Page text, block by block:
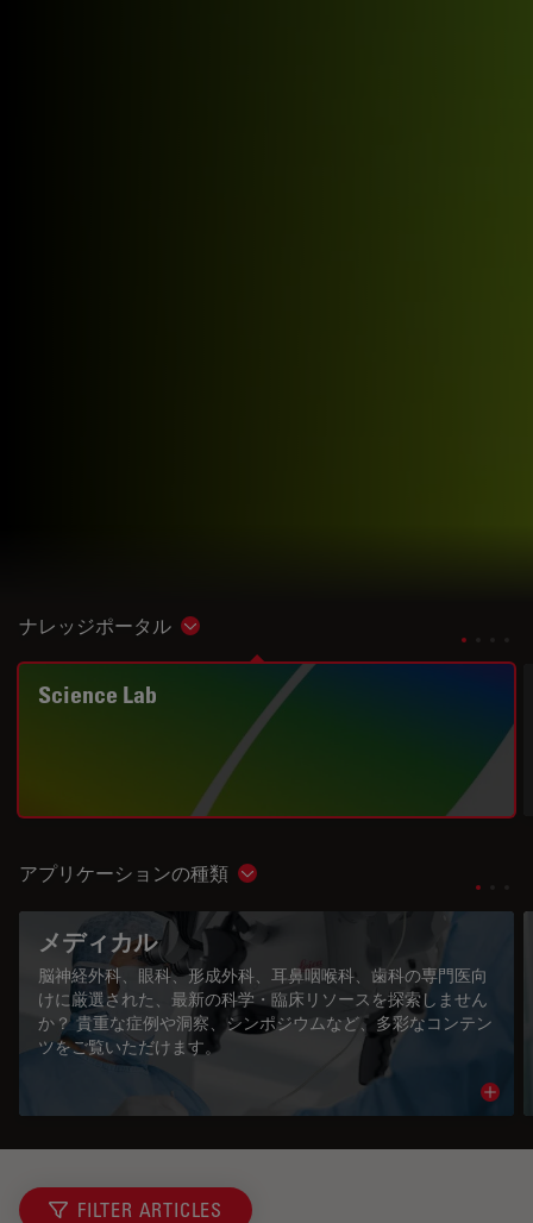
ナレッジポータル Show subnavigation
Science Lab
アプリケーションの種類 Show subnavigation
メディカル
脳神経外科、眼科、形成外科、耳鼻咽喉科、歯科の専門医向
けに厳選された、最新の科学・臨床リソースを探索しません
か？ 貴重な症例や洞察、シンポジウムなど、多彩なコンテン
ツをご覧いただけます。
FILTER ARTICLES